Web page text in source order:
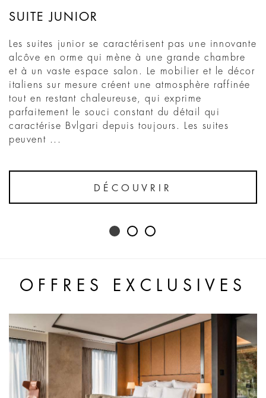
SUITE JUNIOR
Les suites junior se caractérisent pas une innovante
alcôve en orme qui mène à une grande chambre
et à un vaste espace salon. Le mobilier et le décor
italiens sur mesure créent une atmosphère raffinée
tout en restant chaleureuse, qui exprime
parfaitement le souci constant du détail qui
caractérise Bvlgari depuis toujours. Les suites
peuvent ...
DÉCOUVRIR
OFFRES EXCLUSIVES